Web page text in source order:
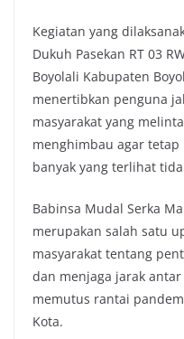
Kegiatan yang
Dukuh Pasekan RT 03
Boyolali Kabupaten
menertibkan penguna
masyarakat yang
menghimbau agar tetap
banyak yang terlihat
Babinsa Mudal Serka
merupakan salah satu
masyarakat tentang
dan menjaga jarak
memutus rantai
Kota.